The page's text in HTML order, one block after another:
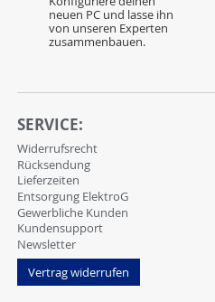
neuen PC und lasse ihn
von unseren Experten
zusammenbauen.
SERVICE:
Widerrufsrecht
Rücksendung
Lieferzeiten
Entsorgung ElektroG
Gewerbliche Kunden
Kundensupport
Newsletter
Vertrag widerrufen